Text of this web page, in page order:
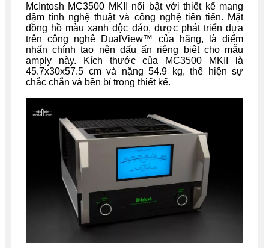
McIntosh MC3500 MKII nổi bật với thiết kế mang
đậm tính nghệ thuật và công nghệ tiên tiến. Mặt
đồng hồ màu xanh độc đáo, được phát triển dựa
trên công nghệ DualView™ của hãng, là điểm
nhấn chính tạo nên dấu ấn riêng biệt cho mẫu
amply này. Kích thước của MC3500 MKII là
45.7x30x57.5 cm và nặng 54.9 kg, thể hiện sự
chắc chắn và bền bỉ trong thiết kế.